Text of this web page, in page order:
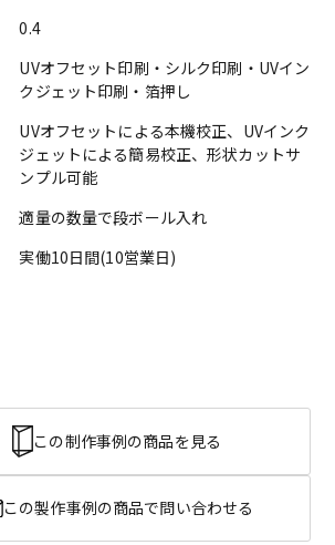
0.4
UVオフセット印刷・シルク印刷・UVイン
クジェット印刷・箔押し
UVオフセットによる本機校正、UVインク
ジェットによる簡易校正、形状カットサ
ンプル可能
適量の数量で段ボール入れ
実働10日間(10営業日)
この制作事例の商品を見る
この製作事例の商品で問い合わせる